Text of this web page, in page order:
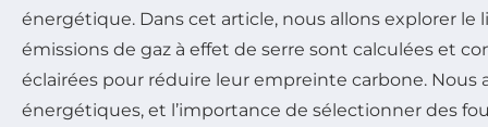
énergétique. Dans cet article, nous allons explorer
émissions de gaz à effet de serre sont calculées et
éclairées pour réduire leur empreinte carbone.
énergétiques, et l’importance de sélectionner des